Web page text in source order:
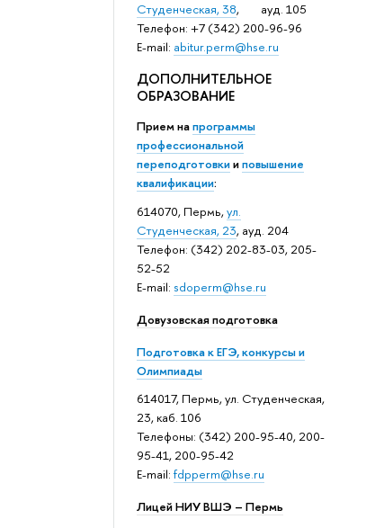
Студенческая, 38, ауд. 105
Телефон: +7 (342) 200-96-96
E-mail: abitur.perm@hse.ru
ДОПОЛНИТЕЛЬНОЕ
ОБРАЗОВАНИЕ
Прием напрограммы
профессиональной
переподготовкииповышение
квалификации:
614070, Пермь,ул.
Студенческая, 23, ауд. 204
Телефон: (342) 202-83-03, 205-
52-52
E-mail: sdoperm@hse.ru
Довузовская подготовка
Подготовка к ЕГЭ, конкурсы и
Олимпиады
614017, Пермь, ул. Студенческая,
23, каб. 106
Телефоны: (342) 200-95-40, 200-
95-41, 200-95-42
E-mail: fdpperm@hse.ru
Лицей НИУ ВШЭ – Пермь